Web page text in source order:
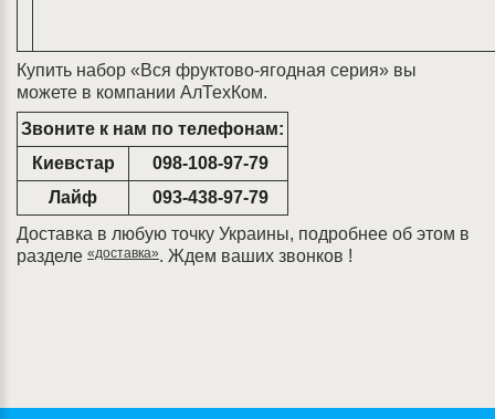
Купить набор «Вся фруктово-ягодная серия» вы
можете в компании АлТехКом.
Звоните к нам по телефонам:
Киевстар
098-108-97-79
Лайф
093-438-97-79
Доставка в любую точку Украины, подробнее об этом в
разделе «доставка». Ждем ваших звонков !